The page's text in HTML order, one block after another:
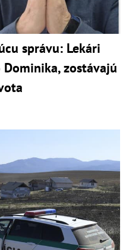
správu: Lekári
zostávajú